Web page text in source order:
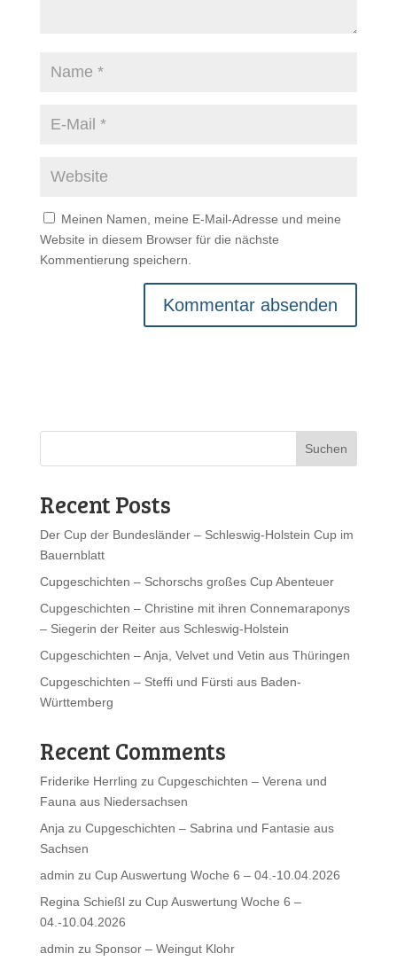
Meinen Namen, meine E-Mail-Adresse und meine
Website in diesem Browser für die nächste
Kommentierung speichern.
Suchen
Recent Posts
Der Cup der Bundesländer – Schleswig-Holstein Cup im
Bauernblatt
Cupgeschichten – Schorschs großes Cup Abenteuer
Cupgeschichten – Christine mit ihren Connemaraponys
– Siegerin der Reiter aus Schleswig-Holstein
Cupgeschichten – Anja, Velvet und Vetin aus Thüringen
Cupgeschichten – Steffi und Fürsti aus Baden-
Württemberg
Recent Comments
Friderike Herrling zu Cupgeschichten – Verena und
Fauna aus Niedersachsen
Anja zu Cupgeschichten – Sabrina und Fantasie aus
Sachsen
admin zu Cup Auswertung Woche 6 – 04.-10.04.2026
Regina Schießlzu Cup Auswertung Woche 6 –
04.-10.04.2026
admin zu Sponsor – Weingut Klohr